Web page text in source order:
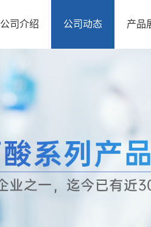
公司介绍 公司动态 产品